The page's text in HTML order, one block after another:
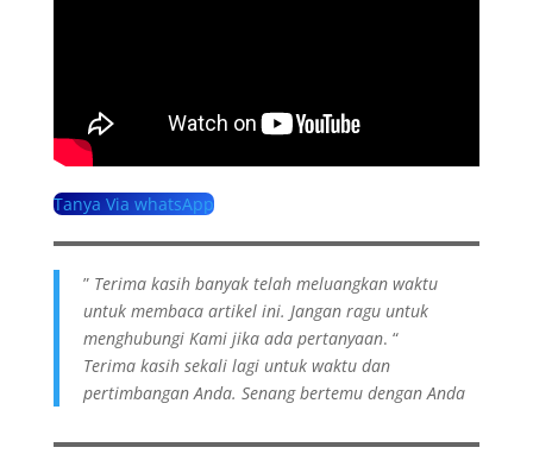
Tanya Via whatsApp
” Terima kasih banyak telah meluangkan waktu
untuk membaca artikel ini. Jangan ragu untuk
menghubungi Kami jika ada pertanyaan. “
Terima kasih sekali lagi untuk waktu dan
pertimbangan Anda. Senang bertemu dengan Anda